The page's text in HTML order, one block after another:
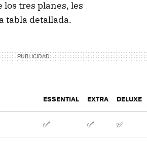
tres planes, les
tabla detallada.
ESSENTIAL EXTRA DELUXE
✅ ✅ ✅